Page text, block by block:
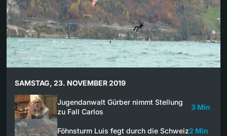
SAMSTAG, 23. NOVEMBER 2019
Jugendanwalt Gürber nimmt Stellung
zu Fall Carlos
3 Min
Föhnsturm Luis fegt durch die Schweiz2 Min